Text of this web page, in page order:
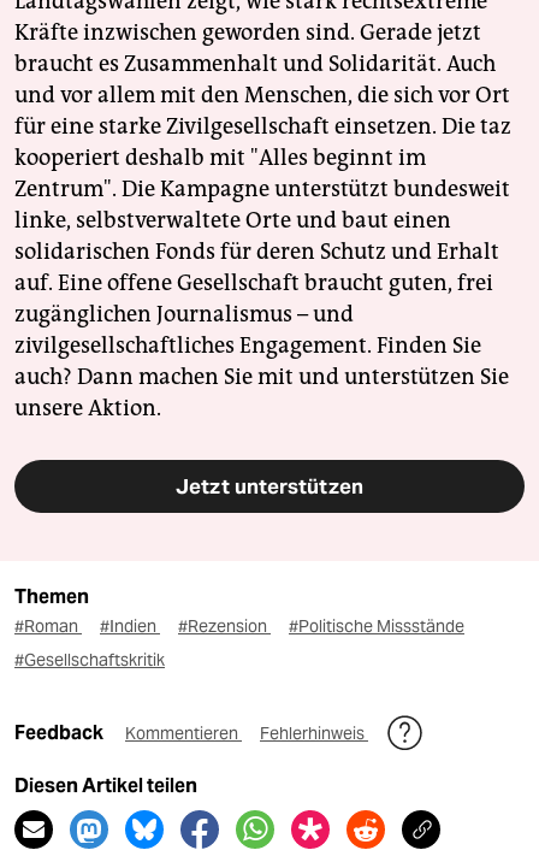
Kräfte inzwischen geworden sind. Gerade jetzt
braucht es Zusammenhalt und Solidarität. Auch
und vor allem mit den Menschen, die sich vor Ort
für eine starke Zivilgesellschaft einsetzen. Die taz
kooperiert deshalb mit "Alles beginnt im
Zentrum". Die Kampagne unterstützt bundesweit
linke, selbstverwaltete Orte und baut einen
solidarischen Fonds für deren Schutz und Erhalt
auf. Eine offene Gesellschaft braucht guten, frei
zugänglichen Journalismus – und
zivilgesellschaftliches Engagement. Finden Sie
auch? Dann machen Sie mit und unterstützen Sie
unsere Aktion.
Jetzt unterstützen
Themen
#Roman #Indien #Rezension
#Politische Missstände
#Gesellschaftskritik
Feedback Kommentieren Fehlerhinweis
Diesen Artikel teilen